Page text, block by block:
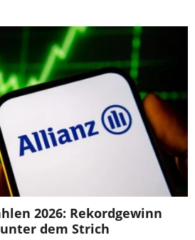
2026: Rekordgewinn
dem Strich